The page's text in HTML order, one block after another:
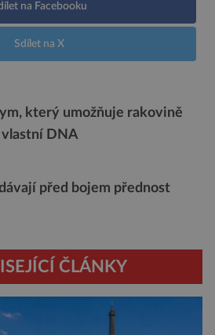
na Facebooku
Sdílet na X
který umožňuje rakovině
DNA
před bojem přednost
ČLÁNKY